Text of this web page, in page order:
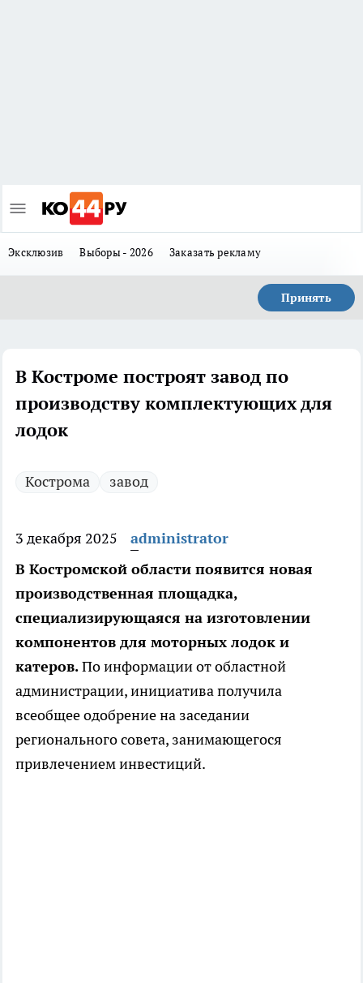
Эксклюзив Выборы - 2026 Заказать рекламу
Принять
В Костроме построят завод по
производству комплектующих для
лодок
Кострома завод
3 декабря 2025
administrator
В Костромской области появится новая
производственная площадка,
специализирующаяся на изготовлении
компонентов для моторных лодок и
катеров.По информации от областной
администрации, инициатива получила
всеобщее одобрение на заседании
регионального совета, занимающегося
привлечением инвестиций.